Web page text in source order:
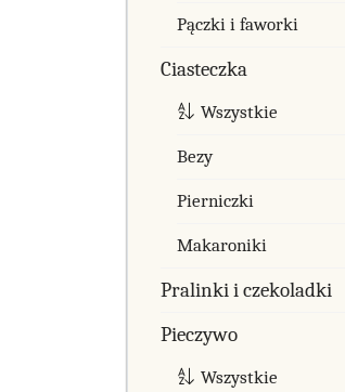
Pączki i faworki
Ciasteczka
Wszystkie
Bezy
Pierniczki
Makaroniki
Pralinki i czekoladki
Pieczywo
Wszystkie